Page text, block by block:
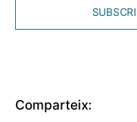
Comparteix: